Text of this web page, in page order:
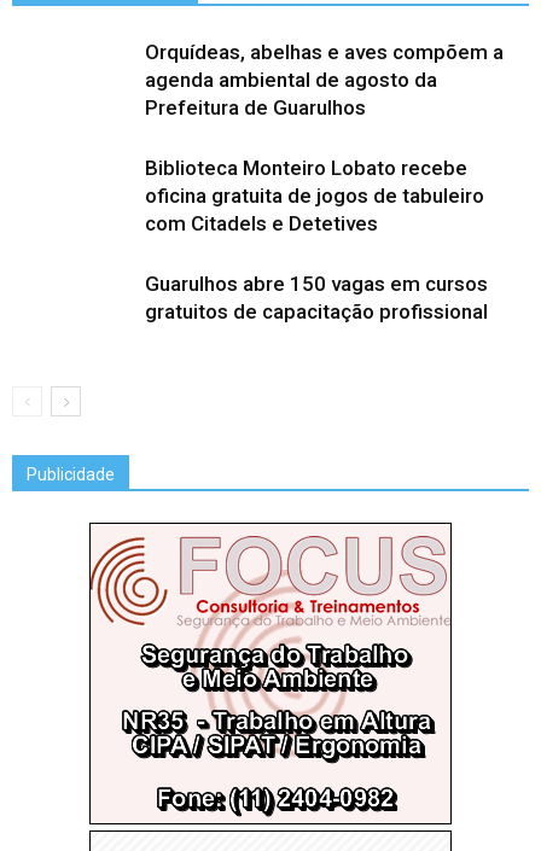
Orquídeas, abelhas e aves compõem a
agenda ambiental de agosto da
Prefeitura de Guarulhos
Biblioteca Monteiro Lobato recebe
oficina gratuita de jogos de tabuleiro
com Citadels e Detetives
Guarulhos abre 150 vagas em cursos
gratuitos de capacitação profissional
Publicidade